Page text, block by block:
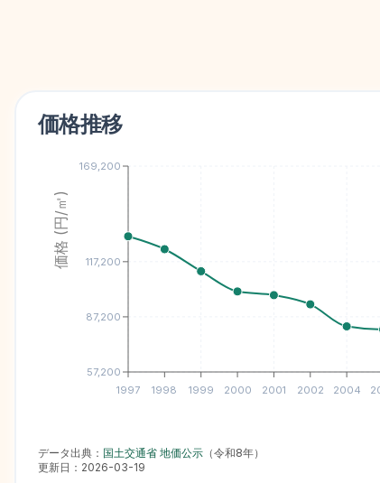
価格推移
1997 1998 1999 2000 2001 2002 2004
57,200
87,200
117,200
169,200
価格 (円/㎡)
データ出典： 国土交通省 地価公示 （令和8年）
更新日： 2026-03-19